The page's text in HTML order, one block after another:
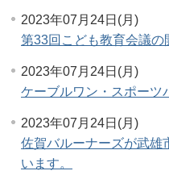
2023年07月24日(月)
第33回こども教育会議の
2023年07月24日(月)
ケーブルワン・スポーツ
2023年07月24日(月)
佐賀バルーナーズが武雄
います。